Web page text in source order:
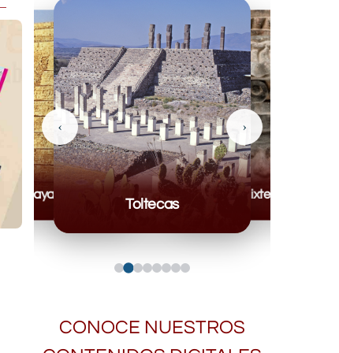
Mayas
Toltecas
Mixteca
‹ ›
CONOCE NUESTROS